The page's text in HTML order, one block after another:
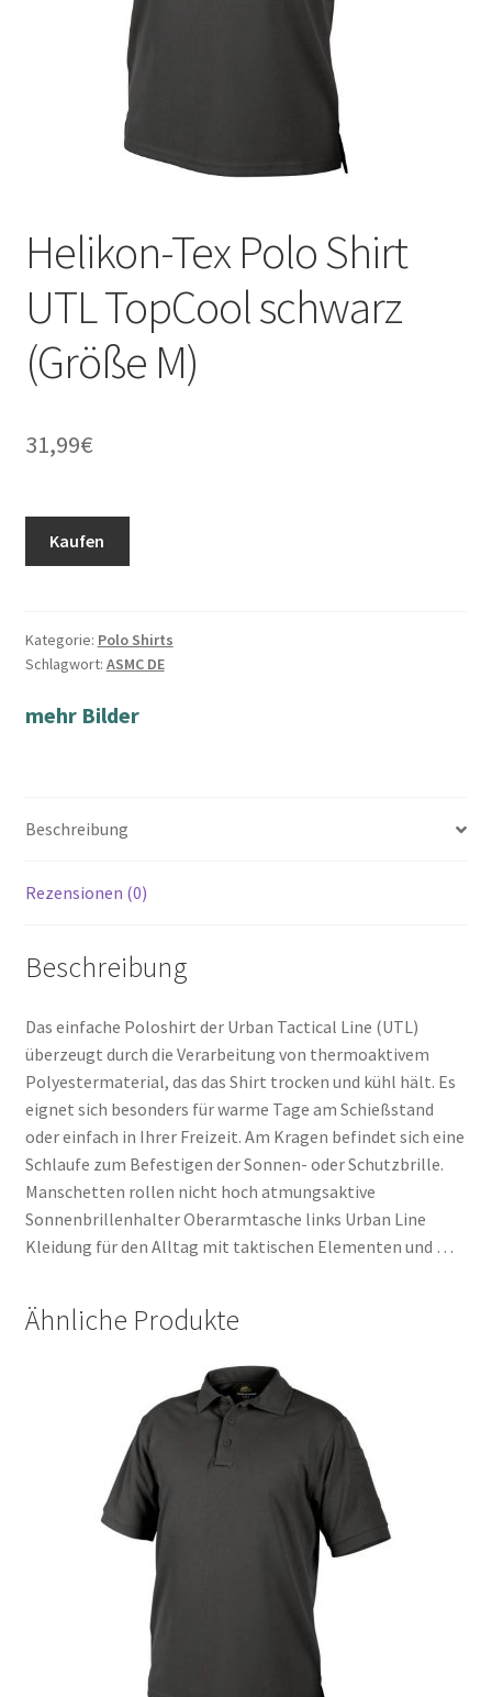
Helikon-Tex Polo Shirt
UTL TopCool schwarz
(Größe M)
31,99€
Kaufen
Kategorie: Polo Shirts
Schlagwort: ASMC DE
mehr Bilder
Beschreibung
Rezensionen (0)
Beschreibung
Das einfache Poloshirt der Urban Tactical Line (UTL)
überzeugt durch die Verarbeitung von thermoaktivem
Polyestermaterial, das das Shirt trocken und kühl hält. Es
eignet sich besonders für warme Tage am Schießstand
oder einfach in Ihrer Freizeit. Am Kragen befindet sich eine
Schlaufe zum Befestigen der Sonnen- oder Schutzbrille.
Manschetten rollen nicht hoch atmungsaktive
Sonnenbrillenhalter Oberarmtasche links Urban Line
Kleidung für den Alltag mit taktischen Elementen und …
Ähnliche Produkte